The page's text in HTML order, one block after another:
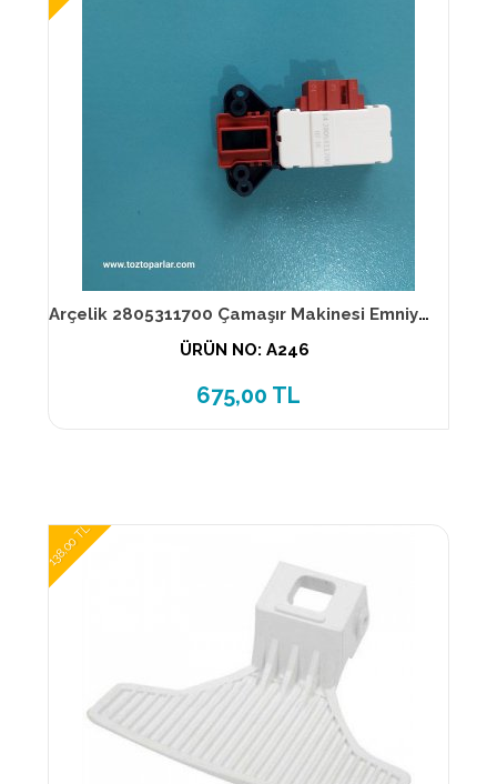
Arçelik 2805311700 Çamaşır Makinesi Emniyet kilidi
ÜRÜN NO: A246
675,00 TL
138,00 TL